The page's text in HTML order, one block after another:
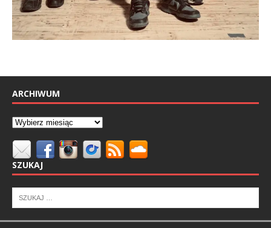
ARCHIWUM
SZUKAJ